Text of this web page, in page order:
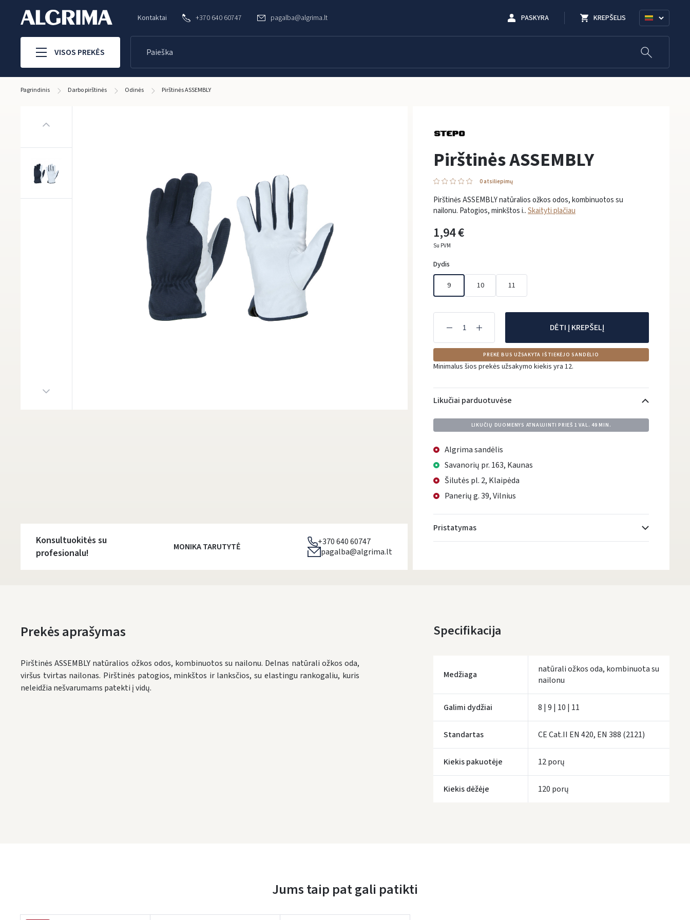
Kontaktai +370 640 60747 pagalba@algrima.lt PASKYRA KREPŠELIS
VISOS PREKĖS
Pagrindinis Darbo pirštinės Odinės Pirštinės ASSEMBLY
Pirštinės ASSEMBLY
0 atsiliepimų
Pirštinės ASSEMBLY natūralios ožkos odos, kombinuotos su
nailonu. Patogios, minkštos i..Skaityti plačiau
1,94 €
Su PVM
Dydis
9 10 11
DĖTI Į KREPŠELĮ
PREKĖ BUS UŽSAKYTA IŠ TIEKĖJO SANDĖLIO
Minimalus šios prekės užsakymo kiekis yra 12.
Likučiai parduotuvėse
LIKUČIŲ DUOMENYS ATNAUJINTI PRIEŠ 1 VAL. 49 MIN.
Algrima sandėlis
Savanorių pr. 163, Kaunas
Šilutės pl. 2, Klaipėda
Panerių g. 39, Vilnius
Pristatymas
LP Express paštomatai
80 € PRISTATOME NEMOKAMAI!
IKI NEMOKAMO PRISTATYMO TRŪKSTA:
Konsultuokitės su
profesionalu!
MONIKA TARUTYTĖ
+370 640 60747
pagalba@algrima.lt
Prekės aprašymas
Pirštinės ASSEMBLY natūralios ožkos odos, kombinuotos su nailonu. Delnas natūrali ožkos oda,
viršus tvirtas nailonas. Pirštinės patogios, minkštos ir lanksčios, su elastingu rankogaliu, kuris
neleidžia nešvarumams patekti į vidų.
Specifikacija
Medžiaga
natūrali ožkos oda, kombinuota su
nailonu
Galimi dydžiai 8 | 9 | 10 | 11
Standartas CE Cat.II EN 420, EN 388 (2121)
Kiekis pakuotėje 12 porų
Kiekis dėžėje 120 porų
Jums taip pat gali patikti